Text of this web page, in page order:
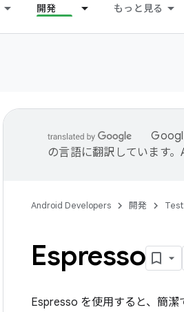
開発 もっと見る
の言語に翻訳しています
Android Developers 開発
Espresso
Espresso を使用すると、簡潔